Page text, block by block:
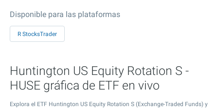
Disponible para las plataformas
R StocksTrader
Huntington US Equity Rotation S -
HUSE gráfica de ETF en vivo
Explora el ETF Huntington US Equity Rotation S (Exchange-Traded Funds) y